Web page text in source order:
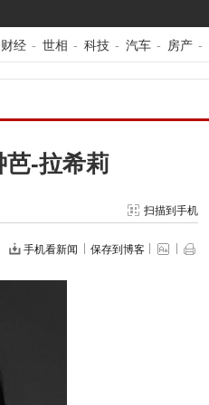
财经 - 世相 - 科技 - 汽车 - 房产 -
芭-拉希莉
扫描到手机
手机看新闻 保存到博客